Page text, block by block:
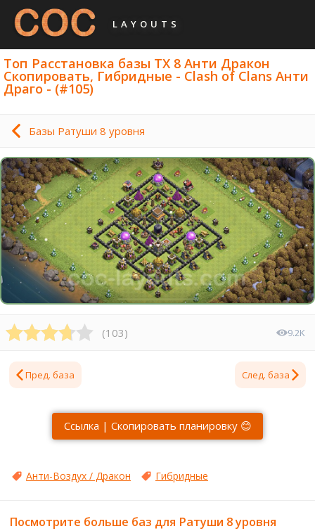
LAYOUTS
Топ Расстановка базы ТХ 8 Анти Дракон
Скопировать, Гибридные - Clash of Clans Анти
Драго - (#105)
Базы Ратуши 8 уровня
(103) 9.2K
Пред. база След. база
Ссылка | Скопировать планировку 😊
Анти-Воздух / Дракон Гибридные
Посмотрите больше баз для Ратуши 8 уровня